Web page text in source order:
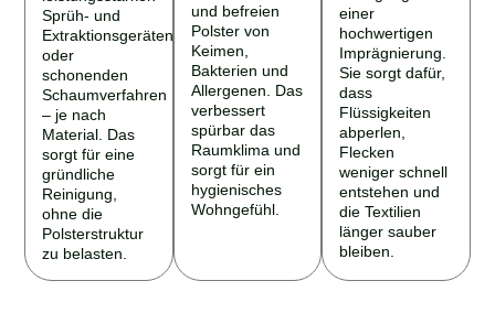
Sprüh- und
Extraktionsgeräten
oder
schonenden
Schaumverfahren
– je nach
Material. Das
sorgt für eine
gründliche
Reinigung,
ohne die
Polsterstruktur
zu belasten.
und befreien
Polster von
Keimen,
Bakterien und
Allergenen. Das
verbessert
spürbar das
Raumklima und
sorgt für ein
hygienisches
Wohngefühl.
einer
hochwertigen
Imprägnierung.
Sie sorgt dafür,
dass
Flüssigkeiten
abperlen,
Flecken
weniger schnell
entstehen und
die Textilien
länger sauber
bleiben.